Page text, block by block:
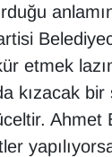
etmek
kızacak bir
Ahmet